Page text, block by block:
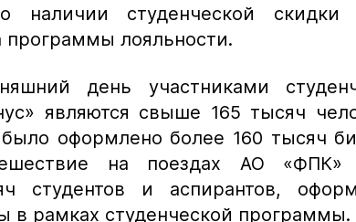
наличии студенческой
программы лояльности.
день участниками
являются свыше 165 тысяч
оформлено более 160 тысяч
на поездах АО «ФПК»
студентов и аспирантов,
в рамках студенческой программы.